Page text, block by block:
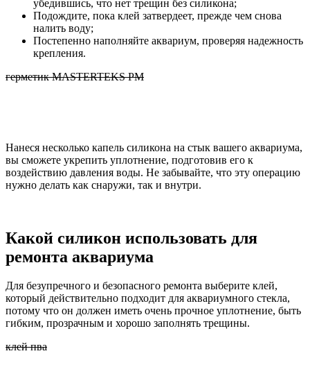
убедившись, что нет трещин без силикона;
Подождите, пока клей затвердеет, прежде чем снова
налить воду;
Постепенно наполняйте аквариум, проверяя надежность
крепления.
герметик MASTERTEKS PM
Нанеся несколько капель силикона на стык вашего аквариума,
вы сможете укрепить уплотнение, подготовив его к
воздействию давления воды. Не забывайте, что эту операцию
нужно делать как снаружи, так и внутри.
Какой силикон использовать для
ремонта аквариума
Для безупречного и безопасного ремонта выберите клей,
который действительно подходит для аквариумного стекла,
потому что он должен иметь очень прочное уплотнение, быть
гибким, прозрачным и хорошо заполнять трещины.
клей пва